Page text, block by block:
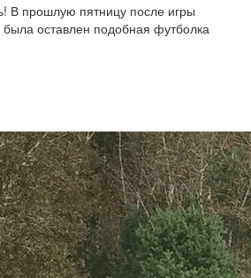
В прошлую пятницу после игры
оставлен подобная футболка